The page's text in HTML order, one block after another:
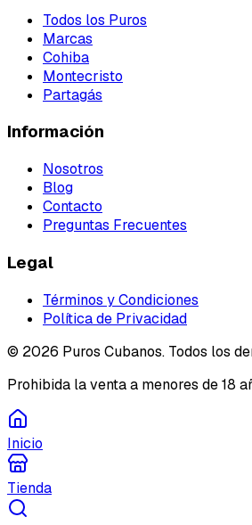
Todos los Puros
Marcas
Cohiba
Montecristo
Partagás
Información
Nosotros
Blog
Contacto
Preguntas Frecuentes
Legal
Términos y Condiciones
Política de Privacidad
© 2026 Puros Cubanos. Todos los
Prohibida la venta a menores de 18
Inicio
Tienda